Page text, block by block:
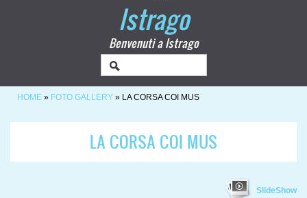
Istrago
Benvenuti a Istrago
HOME » FOTO GALLERY » LA CORSA COI MUS
LA CORSA COI MUS
SlideShow